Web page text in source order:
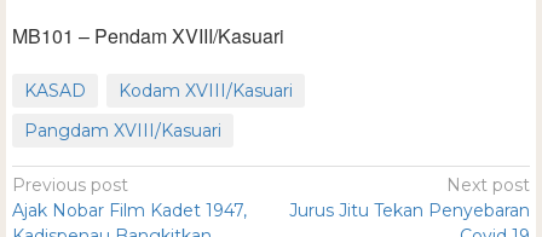
MB101 – Pendam XVIII/Kasuari
KASAD
Kodam XVIII/Kasuari
Pangdam XVIII/Kasuari
Previous post
Ajak Nobar Film Kadet 1947,
Next post
Jurus Jitu Tekan Penyebaran